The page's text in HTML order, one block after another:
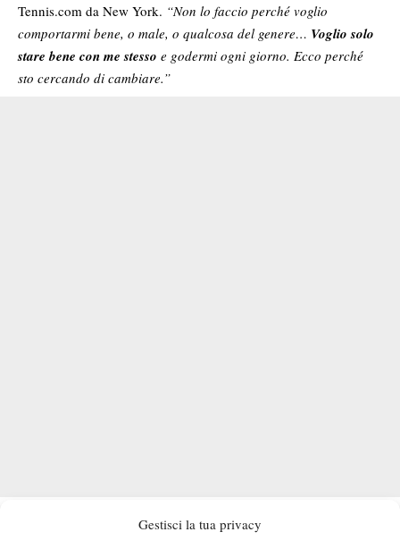
Gestisci la tua privacy
Tennis.com da New York. “Non lo faccio perché voglio
comportarmi bene, o male, o qualcosa del genere… Voglio solo
stare bene con me stesso e godermi ogni giorno. Ecco perché
sto cercando di cambiare.”
connazionale, perché è appunto ben consapevole di rendersi